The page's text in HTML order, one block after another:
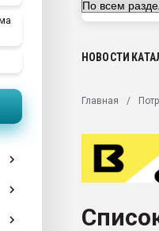
29.07.2026 ФРП помог
Вакуум-формовочные
ближайшее
28.07.2026
первый план в
ситуацией на
НОВОСТИ
Главная